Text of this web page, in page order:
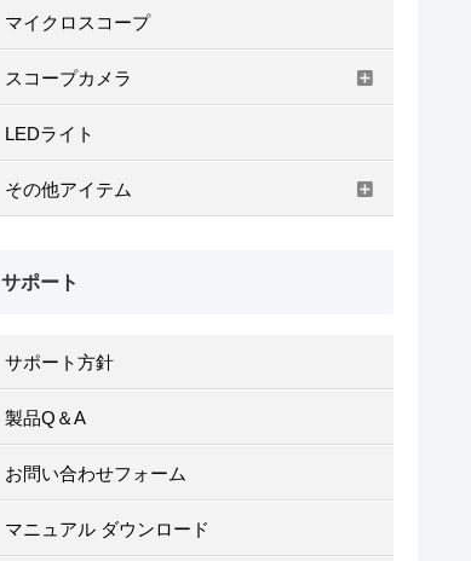
マイクロスコープ
スコープカメラ
LEDライト
その他アイテム
サポート
サポート方針
製品Q＆A
お問い合わせフォーム
マニュアル ダウンロード